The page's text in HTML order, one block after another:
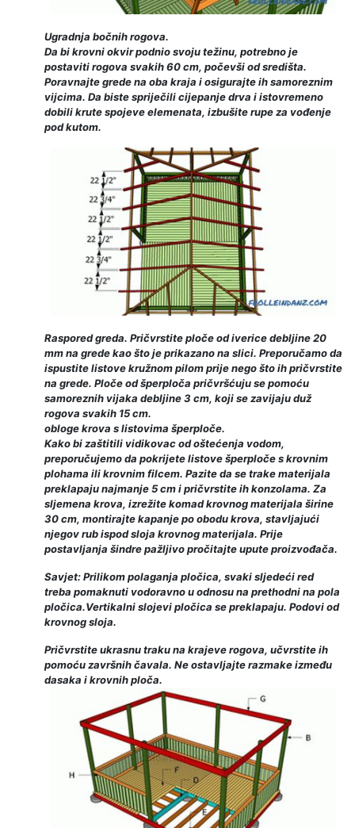
Ugradnja bočnih rogova.
Da bi krovni okvir podnio svoju težinu, potrebno je
postaviti rogova svakih 60 cm, počevši od središta.
Poravnajte grede na oba kraja i osigurajte ih samoreznim
vijcima. Da biste spriječili cijepanje drva i istovremeno
dobili krute spojeve elemenata, izbušite rupe za vođenje
pod kutom.
Raspored greda. Pričvrstite ploče od iverice debljine 20
mm na grede kao što je prikazano na slici. Preporučamo da
ispustite listove kružnom pilom prije nego što ih pričvrstite
na grede. Ploče od šperploča pričvršćuju se pomoću
samoreznih vijaka debljine 3 cm, koji se zavijaju duž
rogova svakih 15 cm.
obloge krova s ​​listovima šperploče.
Kako bi zaštitili vidikovac od oštećenja vodom,
preporučujemo da pokrijete listove šperploče s krovnim
plohama ili krovnim filcem. Pazite da se trake materijala
preklapaju najmanje 5 cm i pričvrstite ih konzolama. Za
sljemena krova, izrežite komad krovnog materijala širine
30 cm, montirajte kapanje po obodu krova, stavljajući
njegov rub ispod sloja krovnog materijala. Prije
postavljanja šindre pažljivo pročitajte upute proizvođača.
Savjet: Prilikom polaganja pločica, svaki sljedeći red
treba pomaknuti vodoravno u odnosu na prethodni na pola
pločica.Vertikalni slojevi pločica se preklapaju. Podovi od
krovnog sloja.
Pričvrstite ukrasnu traku na krajeve rogova, učvrstite ih
pomoću završnih čavala. Ne ostavljajte razmake između
dasaka i krovnih ploča.